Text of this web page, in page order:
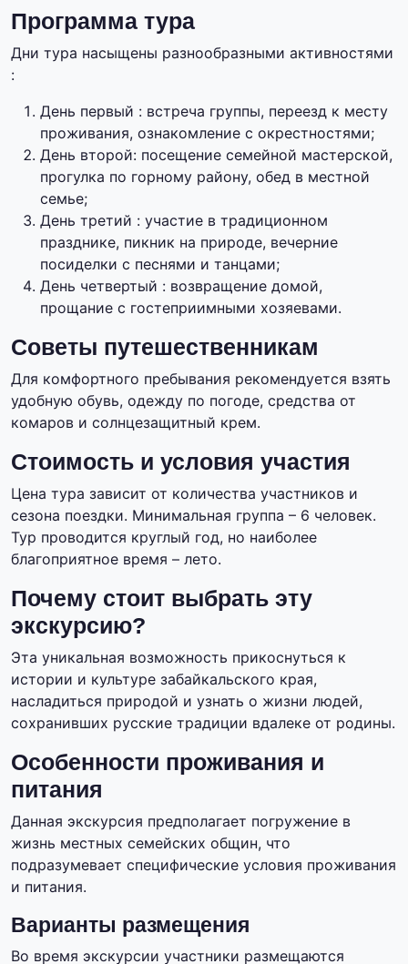
Программа тура
Дни тура насыщены разнообразными активностями
:
День первый : встреча группы, переезд к месту
проживания, ознакомление с окрестностями;
День второй: посещение семейной мастерской,
прогулка по горному району, обед в местной
семье;
День третий : участие в традиционном
празднике, пикник на природе, вечерние
посиделки с песнями и танцами;
День четвертый : возвращение домой,
прощание с гостеприимными хозяевами.
Советы путешественникам
Для комфортного пребывания рекомендуется взять
удобную обувь, одежду по погоде, средства от
комаров и солнцезащитный крем.
Стоимость и условия участия
Цена тура зависит от количества участников и
сезона поездки. Минимальная группа – 6 человек.
Тур проводится круглый год, но наиболее
благоприятное время – лето.
Почему стоит выбрать эту
экскурсию?
Эта уникальная возможность прикоснуться к
истории и культуре забайкальского края,
насладиться природой и узнать о жизни людей,
сохранивших русские традиции вдалеке от родины.
Особенности проживания и
питания
Данная экскурсия предполагает погружение в
жизнь местных семейских общин, что
подразумевает специфические условия проживания
и питания.
Варианты размещения
Во время экскурсии участники размещаются